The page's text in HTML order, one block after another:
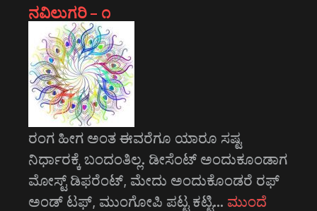
ನವಿಲುಗರಿ – ೧
ರಂಗ ಹೀಗ ಅಂತ ಈವರೆಗೂ ಯಾರೂ ಸಷ್ಟ
ನಿರ್ಧಾರಕ್ಕೆ ಬಂದಂತಿಲ್ಲ. ಡೀಸೆಂಟ್ ಅಂದುಕೂಂಡಾಗ
ಮೋಸ್ಟ್‌ ಡಿಫರೆಂಟ್‌, ಮೇದು ಅಂದುಕೊಂಡರೆ ರಫ್
ಅಂಡ್ ಟಫ್, ಮುಂಗೋಪಿ ಪಟ್ಟ ಕಟ್ಟಿ… ಮುಂದೆ